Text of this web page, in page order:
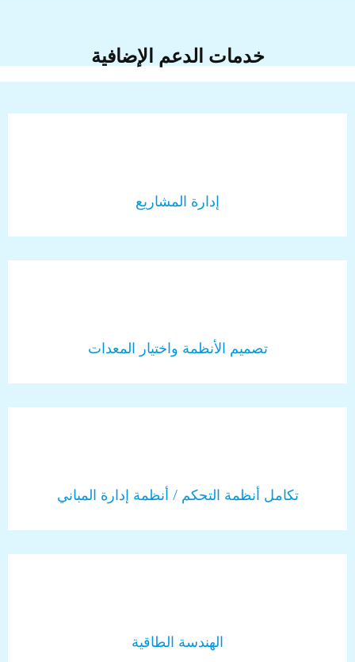
خدمات الدعم الإضافية
إدارة المشاريع
تصميم الأنظمة واختيار المعدات
تكامل أنظمة التحكم / أنظمة إدارة المباني
الهندسة الطاقية